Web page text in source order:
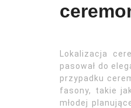
Lokalizacja
pasował do
przypadku
fasony, takie
młodej